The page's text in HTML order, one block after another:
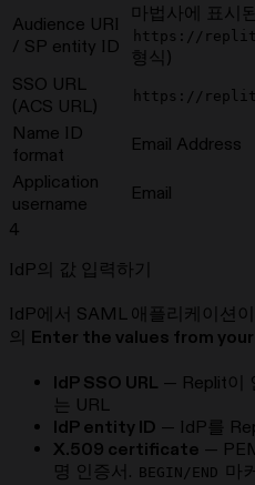
Audience URI
/ SP entity ID
마법사에 표시
https://
형식)
SSO URL
(ACS URL)
https://
Name ID
format
Email Address
Application
username
Email
4
IdP의 값 입력하기
IdP에서 SAML 애플리케이션
의 Enter the values from
IdP SSO URL — Replit이
는 URL
IdP entity ID — IdP를
X.509 certificate —
명 인증서. BEGIN/END 마